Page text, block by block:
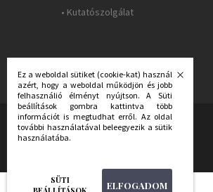
• Kutatószolgálat
KÖVESS MINKET:
Ez a weboldal sütiket (cookie-kat) használ
azért, hogy a weboldal működjön és jobb
felhasználió élményt nyújtson. A Süti
beállítások gombra kattintva több
információt is megtudhat erről. Az oldal
további használatával beleegyezik a sütik
használatába.
SÜTI
ELFOGADOM